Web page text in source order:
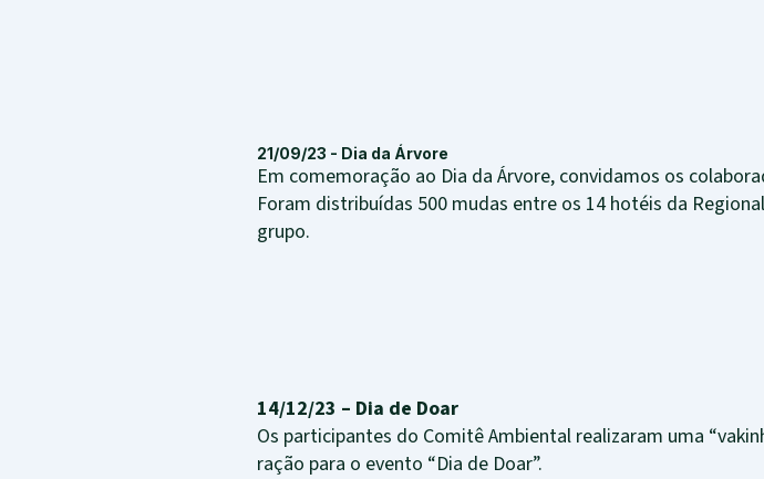
21/09/23 - Dia da Árvore
Em comemoração ao Dia da Árvore, convidamos os
Foram distribuídas 500 mudas entre os 14 hotéis da
grupo.
14/12/23 – Dia de Doar
Os participantes do Comitê Ambiental realizaram uma
ração para o evento “Dia de Doar”.